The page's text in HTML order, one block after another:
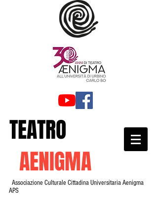
TEATRO
AENIGMA
Associazione Culturale Cittadina Universitaria Aenigma
APS